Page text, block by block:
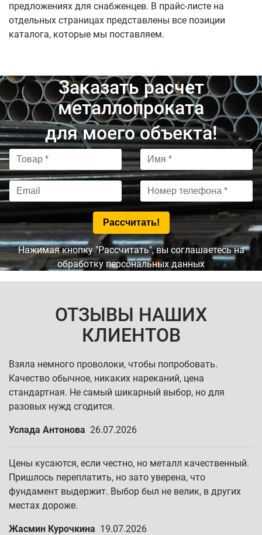
предложениях для снабженцев. В прайс-листе на
отдельных страницах представлены все позиции
каталога, которые мы поставляем.
Заказать расчет
металлопроката
для моего объекта!
Нажимая кнопку "Рассчитать", вы соглашаетесь на
обработку персональных данных
ОТЗЫВЫ НАШИХ
КЛИЕНТОВ
Взяла немного проволоки, чтобы попробовать.
Качество обычное, никаких нареканий, цена
стандартная. Не самый шикарный выбор, но для
разовых нужд сгодится.
Услада Антонова 26.07.2026
Цены кусаются, если честно, но металл качественный.
Пришлось переплатить, но зато уверена, что
фундамент выдержит. Выбор был не велик, в других
местах дороже.
Жасмин Курочкина 19.07.2026